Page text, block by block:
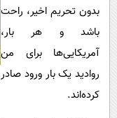
بدون تحریم اخیر، راحت
باشد و هر بار،
آمریکایی‌ها برای من
روادید یک بار ورود صادر
کرده‌اند.